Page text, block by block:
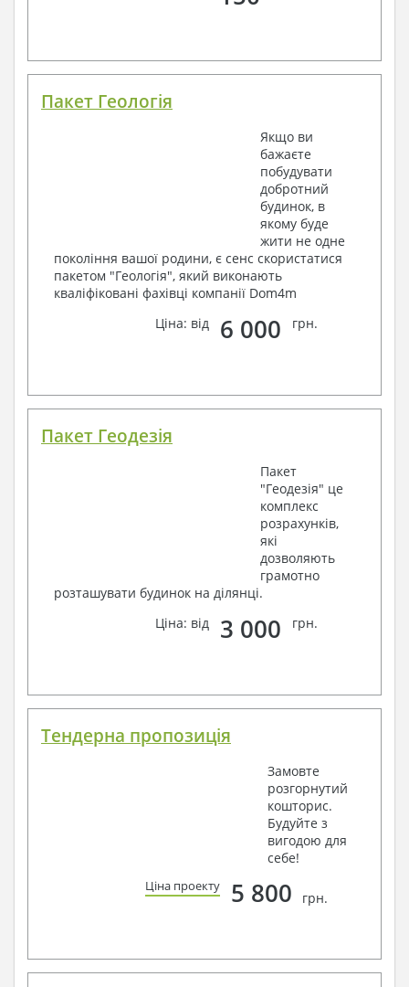
Пакет Геологія
Якщо ви
бажаєте
побудувати
добротний
будинок, в
якому буде
жити не одне
покоління вашої родини, є сенс скористатися
пакетом "Геологія", який виконають
кваліфіковані фахівці компанії Dom4m
Ціна: від
6 000 грн.
Пакет Геодезія
Пакет
"Геодезія" це
комплекс
розрахунків,
які
дозволяють
грамотно
розташувати будинок на ділянці.
Ціна: від
3 000 грн.
Тендерна пропозиція
Замовте
розгорнутий
кошторис.
Будуйте з
вигодою для
себе!
Ціна проекту 5 800 грн.